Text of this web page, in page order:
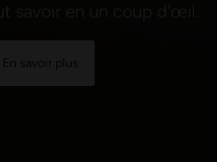
savoir en un coup d'œil.